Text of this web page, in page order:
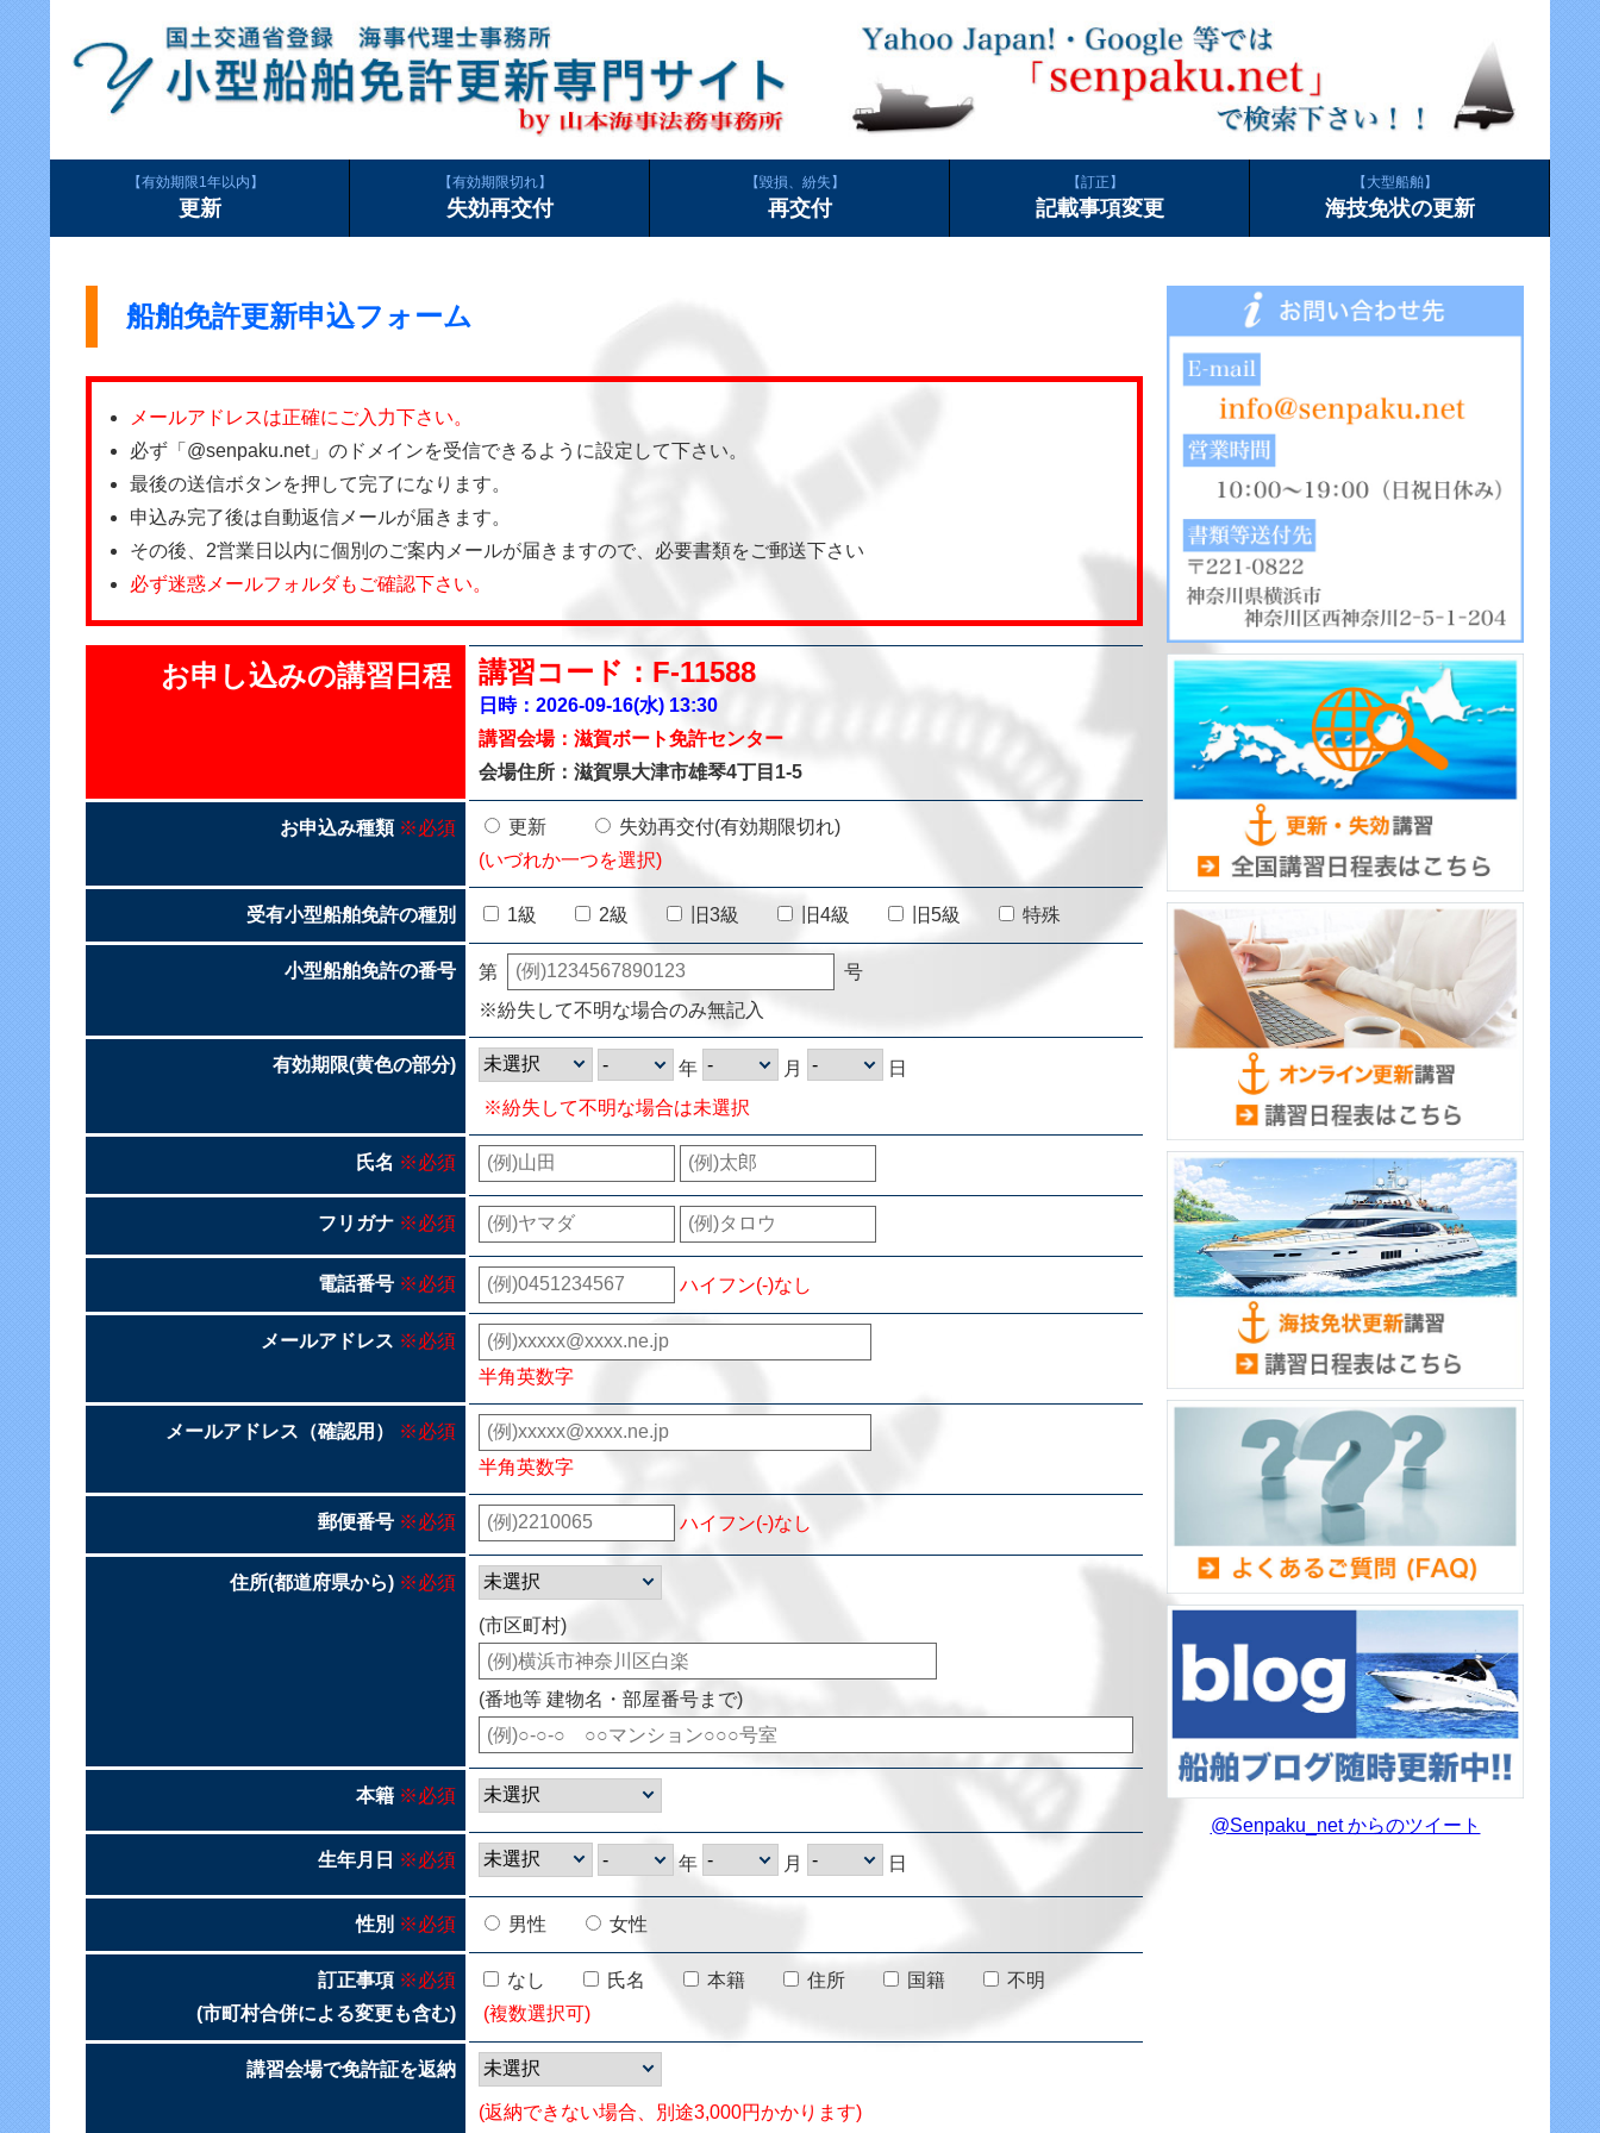
有効期限1年以内
更新
有効期限切れ
失効再交付
毀損、紛失
再交付
訂正
記載事項変更
大型船舶
海技免状の更新
船舶免許更新申込フォーム
メールアドレスは正確にご入力下さい。
必ず「@senpaku.net」のドメインを受信できるように設定して下さい。
最後の送信ボタンを押して完了になります。
申込み完了後は自動返信メールが届きます。
その後、2営業日以内に個別のご案内メールが届きますので、必要書類をご郵送下さい
必ず迷惑メールフォルダもご確認下さい。
お申し込みの講習日程 講習コード：F-11588
日時：2026-09-16(水) 13:30
講習会場：滋賀ボート免許センター
会場住所：滋賀県大津市雄琴4丁目1-5
お申込み種類※必須 更新
失効再交付(有効期限切れ)
(いづれか一つを選択)
受有小型船舶免許の種別 1級 2級 旧3級 旧4級 旧5級 特殊
小型船舶免許の番号 第
号
※紛失して不明な場合のみ無記入
有効期限(黄色の部分) 年 月
日
※紛失して不明な場合は未選択
氏名 ※必須
フリガナ ※必須
電話番号 ※必須 ハイフン(-)なし
メールアドレス ※必須
半角英数字
メールアドレス（確認用）
※必須
半角英数字
郵便番号 ※必須 ハイフン(-)なし
住所(都道府県から) ※必須
(市区町村)
(番地等 建物名・部屋番号まで)
本籍 ※必須
生年月日 ※必須 年 月 日
性別 ※必須 男性 女性
訂正事項 ※必須
(市町村合併による変更も含む)
なし 氏名 本籍 住所 国籍
不明
(複数選択可)
講習会場で免許証を返納
(返納できない場合、別途3,000円かかります)
@Senpaku_net からのツイート